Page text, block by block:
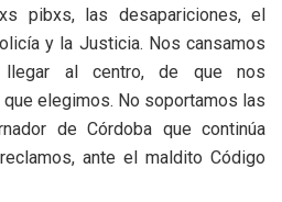
pibxs, las desapariciones, el
y la Justicia. Nos cansamos
al centro, de que nos
elegimos. No soportamos las
de Córdoba que continúa
ante el maldito Código